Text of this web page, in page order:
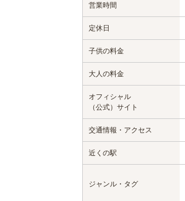
営業時間
定休日
子供の料金
大人の料金
オフィシャル
（公式）サイト
交通情報・アクセス
近くの駅
ジャンル・タグ